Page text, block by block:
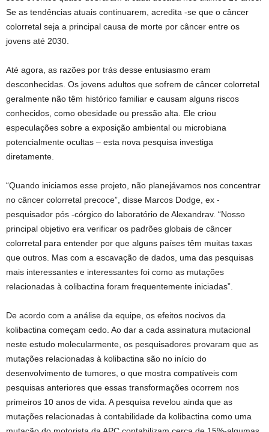
Se as tendências atuais continuarem, acredita -se que o câncer
colorretal seja a principal causa de morte por câncer entre os
jovens até 2030.
Até agora, as razões por trás desse entusiasmo eram
desconhecidas. Os jovens adultos que sofrem de câncer colorretal
geralmente não têm histórico familiar e causam alguns riscos
conhecidos, como obesidade ou pressão alta. Ele criou
especulações sobre a exposição ambiental ou microbiana
potencialmente ocultas – esta nova pesquisa investiga
diretamente.
“Quando iniciamos esse projeto, não planejávamos nos concentrar
no câncer colorretal precoce”, disse Marcos Dodge, ex -
pesquisador pós -córgico do laboratório de Alexandrav. “Nosso
principal objetivo era verificar os padrões globais de câncer
colorretal para entender por que alguns países têm muitas taxas
que outros. Mas com a escavação de dados, uma das pesquisas
mais interessantes e interessantes foi como as mutações
relacionadas à colibactina foram frequentemente iniciadas”.
De acordo com a análise da equipe, os efeitos nocivos da
kolibactina começam cedo. Ao dar a cada assinatura mutacional
neste estudo molecularmente, os pesquisadores provaram que as
mutações relacionadas à kolibactina são no início do
desenvolvimento de tumores, o que mostra compatíveis com
pesquisas anteriores que essas transformações ocorrem nos
primeiros 10 anos de vida. A pesquisa revelou ainda que as
mutações relacionadas à contabilidade da kolibactina como uma